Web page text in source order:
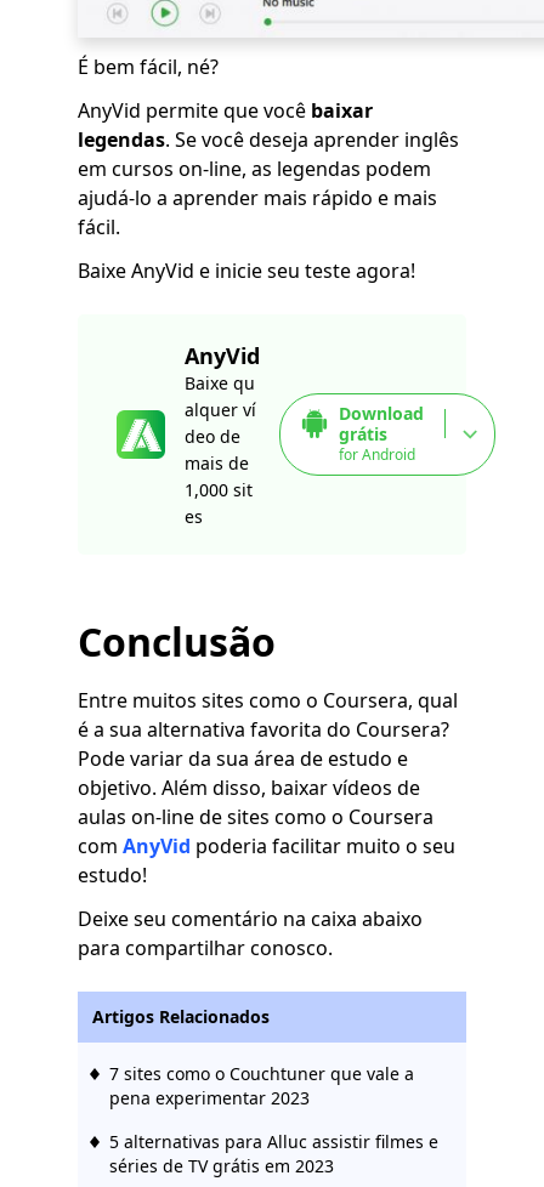
É bem fácil, né?
AnyVid permite que você baixar
legendas. Se você deseja aprender inglês
em cursos on-line, as legendas podem
ajudá-lo a aprender mais rápido e mais
fácil.
Baixe AnyVid e inicie seu teste agora!
AnyVid
Baixe qu
alquer ví
deo de
mais de
1,000 sit
es
Download
grátis
for Android
Conclusão
Entre muitos sites como o Coursera, qual
é a sua alternativa favorita do Coursera?
Pode variar da sua área de estudo e
objetivo. Além disso, baixar vídeos de
aulas on-line de sites como o Coursera
com AnyVid poderia facilitar muito o seu
estudo!
Deixe seu comentário na caixa abaixo
para compartilhar conosco.
Artigos Relacionados
7 sites como o Couchtuner que vale a
pena experimentar 2023
5 alternativas para Alluc assistir filmes e
séries de TV grátis em 2023